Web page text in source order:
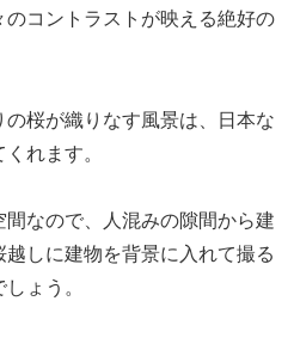
コントラストが映える絶好の
桜が織りなす風景は、日本な
れます。
なので、人混みの隙間から建
しに建物を背景に入れて撮る
ょう。